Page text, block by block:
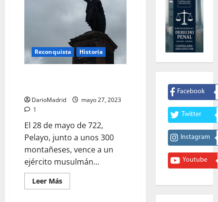
Reconquista Historia
DarioMadrid
mayo 27, 2023
1
El 28 de mayo de 722,
Pelayo, junto a unos 300
montañeses, vence a un
ejército musulmán...
Leer MásLeer
más
Facebook
Twitter
Instagram
Youtube